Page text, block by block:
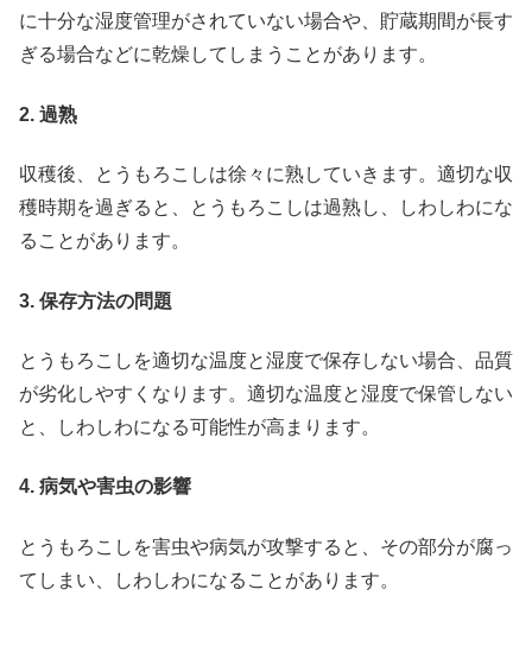
に十分な湿度管理がされていない場合や、貯蔵期間が長す
ぎる場合などに乾燥してしまうことがあります。
2. 過熟
収穫後、とうもろこしは徐々に熟していきます。適切な収
穫時期を過ぎると、とうもろこしは過熟し、しわしわにな
ることがあります。
3. 保存方法の問題
とうもろこしを適切な温度と湿度で保存しない場合、品質
が劣化しやすくなります。適切な温度と湿度で保管しない
と、しわしわになる可能性が高まります。
4. 病気や害虫の影響
とうもろこしを害虫や病気が攻撃すると、その部分が腐っ
てしまい、しわしわになることがあります。